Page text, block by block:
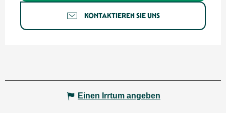
KONTAKTIEREN SIE UNS
Einen Irrtum angeben